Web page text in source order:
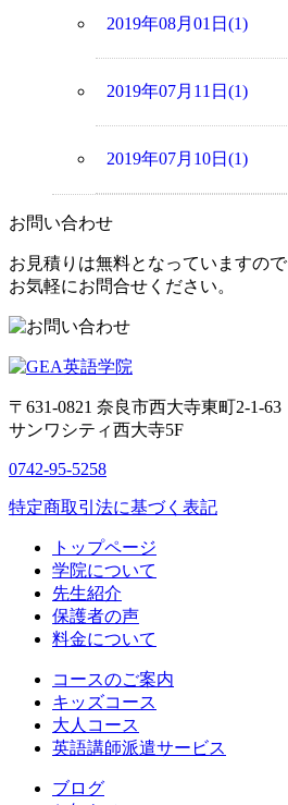
2019年08月01日(1)
2019年07月11日(1)
2019年07月10日(1)
お問い合わせ
お見積りは無料となっていますので
お気軽にお問合せください。
〒631-0821 奈良市西大寺東町2-1-63
サンワシティ西大寺5F
0742-95-5258
特定商取引法に基づく表記
トップページ
学院について
先生紹介
保護者の声
料金について
コースのご案内
キッズコース
大人コース
英語講師派遣サービス
ブログ